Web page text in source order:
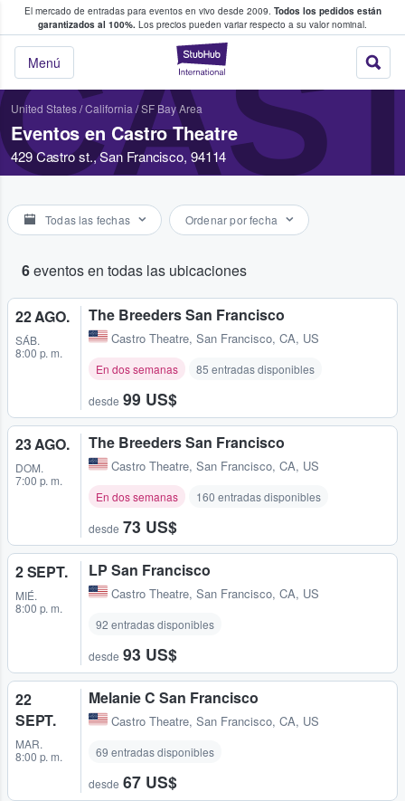
El mercado de entradas para eventos en vivo desde 2009. Todos los pedidos están
garantizados al 100%. Los precios pueden variar respecto a su valor nominal.
StubHub:
Menú
y venta de entradas entre fans
United States/California /SF Bay Area
Eventos en Castro Theatre
429 Castro st., San Francisco, 94114
Todas las fechas Ordenar por fecha
6eventos en todas las ubicaciones
22 AGO.
SÁB.
8:00 p. m.
The Breeders San Francisco
Castro Theatre, San Francisco, CA, US
En dos semanas 85 entradas disponibles
desde 99 US$
23 AGO.
DOM.
7:00 p. m.
The Breeders San Francisco
Castro Theatre, San Francisco, CA, US
En dos semanas 160 entradas disponibles
desde 73 US$
2 SEPT.
MIÉ.
8:00 p. m.
LP San Francisco
Castro Theatre, San Francisco, CA, US
92 entradas disponibles
desde 93 US$
22
SEPT.
MAR.
8:00 p. m.
Melanie C San Francisco
Castro Theatre, San Francisco, CA, US
69 entradas disponibles
desde 67 US$